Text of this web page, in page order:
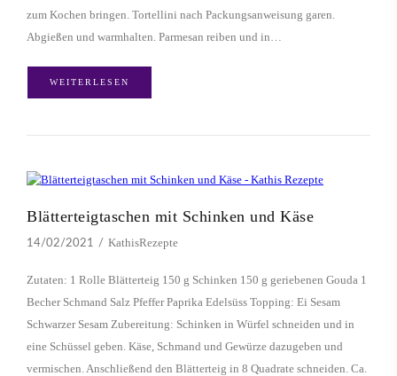
zum Kochen bringen. Tortellini nach Packungsanweisung garen.
Abgießen und warmhalten. Parmesan reiben und in…
WEITERLESEN
Blätterteigtaschen mit Schinken und Käse
14/02/2021 KathisRezepte
Zutaten: 1 Rolle Blätterteig 150 g Schinken 150 g geriebenen Gouda 1
Becher Schmand Salz Pfeffer Paprika Edelsüss Topping: Ei Sesam
Schwarzer Sesam Zubereitung: Schinken in Würfel schneiden und in
eine Schüssel geben. Käse, Schmand und Gewürze dazugeben und
vermischen. Anschließend den Blätterteig in 8 Quadrate schneiden. Ca.